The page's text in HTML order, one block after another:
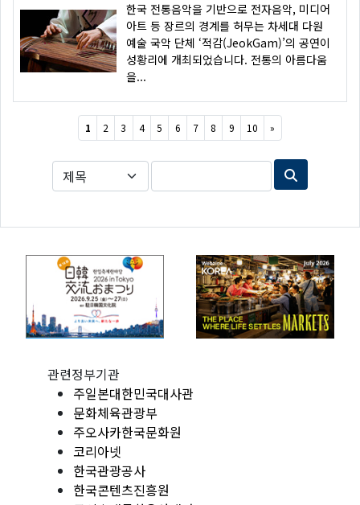
한국 전통음악을 기반으로 전자음악, 미디어
아트 등 장르의 경계를 허무는 차세대 다원
예술 국악 단체 ‘적감(JeokGam)’의 공연이
성황리에 개최되었습니다. 전통의 아름다움
을...
1 2 3 4 5 6 7 8 9 10 »
관련정부기관
주일본대한민국대사관
문화체육관광부
주오사카한국문화원
코리아넷
한국관광공사
한국콘텐츠진흥원